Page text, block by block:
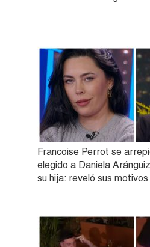
Francoise Perrot se
elegido a Daniela
su hija: reveló sus motivos